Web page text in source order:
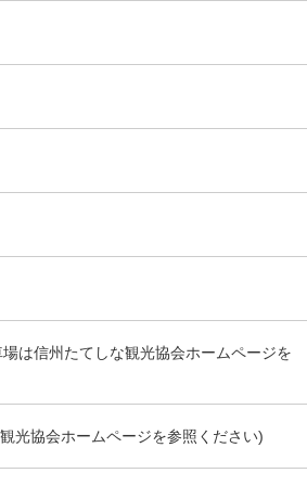
は信州たてしな観光協会ホームページを
光協会ホームページを参照ください)